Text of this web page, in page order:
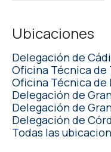
Ubicaciones
Delegación de
Oficina Técnica de
Oficina Técnica de
Delegación de
Delegación de
Delegación de
Todas las